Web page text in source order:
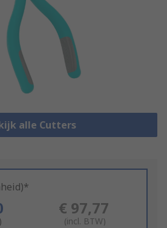
alle Cutters
€ 97,77
(incl. BTW)